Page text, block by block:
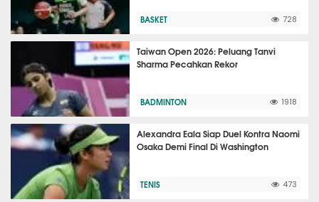
BASKET 728
Taiwan Open 2026: Peluang Tanvi
Sharma Pecahkan Rekor
BADMINTON 1918
Alexandra Eala Siap Duel Kontra Naomi
Osaka Demi Final Di Washington
TENIS 473